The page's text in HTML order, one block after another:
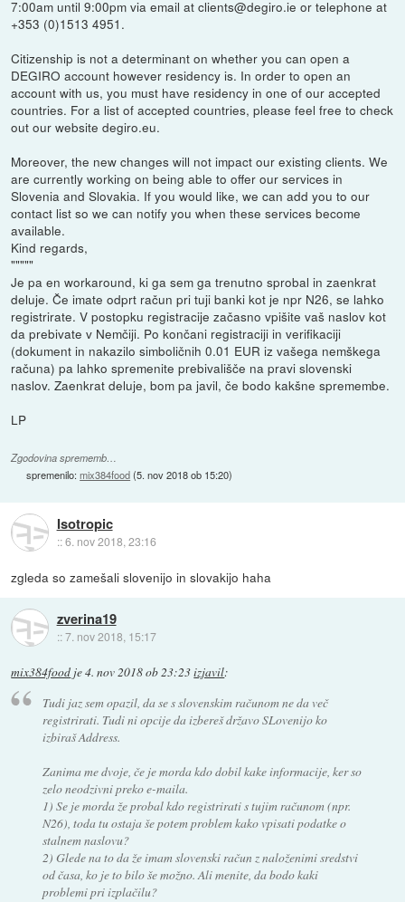
7:00am until 9:00pm via email at clients@degiro.ie or telephone at
+353 (0)1513 4951.
Citizenship is not a determinant on whether you can open a
DEGIRO account however residency is. In order to open an
account with us, you must have residency in one of our accepted
countries. For a list of accepted countries, please feel free to check
out our website degiro.eu.
Moreover, the new changes will not impact our existing clients. We
are currently working on being able to offer our services in
Slovenia and Slovakia. If you would like, we can add you to our
contact list so we can notify you when these services become
available.
Kind regards,
"""""
Je pa en workaround, ki ga sem ga trenutno sprobal in zaenkrat
deluje. Če imate odprt račun pri tuji banki kot je npr N26, se lahko
registrirate. V postopku registracije začasno vpišite vaš naslov kot
da prebivate v Nemčiji. Po končani registraciji in verifikaciji
(dokument in nakazilo simboličnih 0.01 EUR iz vašega nemškega
računa) pa lahko spremenite prebivališče na pravi slovenski
naslov. Zaenkrat deluje, bom pa javil, če bodo kakšne spremembe.
LP
Zgodovina sprememb…
spremenilo:mix384food(5. nov 2018 ob 15:20)
Isotropic
::6. nov 2018, 23:16
zgleda so zamešali slovenijo in slovakijo haha
zverina19
::7. nov 2018, 15:17
mix384food je4. nov 2018 ob 23:23izjavil:
Tudi jaz sem opazil, da se s slovenskim računom ne da več
registrirati. Tudi ni opcije da izbereš državo SLovenijo ko
izbiraš Address.
Zanima me dvoje, če je morda kdo dobil kake informacije, ker so
zelo neodzivni preko e-maila.
1) Se je morda že probal kdo registrirati s tujim računom (npr.
N26), toda tu ostaja še potem problem kako vpisati podatke o
stalnem naslovu?
2) Glede na to da že imam slovenski račun z naloženimi sredstvi
od časa, ko je to bilo še možno. Ali menite, da bodo kaki
problemi pri izplačilu?